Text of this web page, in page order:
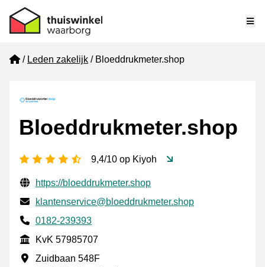
Home
Leden zakelijk Bloeddrukmeter.shop
Bloeddrukmeter.shop
4,5 sterren
9,4/10 op Kiyoh
Gecontroleerde contactgegevens
Website URL
https://bloeddrukmeter.shop
E-mail
klantenservice@bloeddrukmeter.shop
Telefoonnummer
0182-239393
KvK
KvK 57985707
Vestigingsadres
Zuidbaan 548F